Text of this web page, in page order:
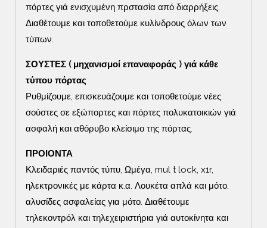
πόρτες γιά ενισχυμένη πρστασία από διαρρήξεις.
Διαθέτουμε και τοποθετούμε κυλίνδρους όλων των
τύπων.
ΣΟΥΣΤΕΣ ( μηχανισμοί επαναφοράς ) γιά κάθε
τύπου πόρτας
Ρυθμίζουμε, επισκευάζουμε και τοποθετούμε νέες
σούστες σε εξώπορτες και πόρτες πολυκατοικιών γιά
ασφαλή και αθόρυβο κλείσιμο της πόρτας.
ΠΡΟΙΟΝΤΑ
Κλειδαριές παντός τύπυ, Ωμέγα, mul t lock, x1r,
ηλεκτρονικές με κάρτα κ.α. Λουκέτα απλά και μότο,
αλυσίδες ασφαλείας για μότο. Διαθέτουμε
τηλεκοντρόλ και τηλεχειριστήρια γιά αυτοκίνητα και